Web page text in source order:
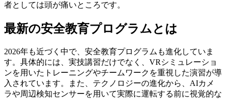
者としては頭が痛いところです。
最新の安全教育プログラムとは
2026年も近づく中で、安全教育プログラムも進化していま
す。具体的には、実技講習だけでなく、VRシミュレーショ
ンを用いたトレーニングやチームワークを重視した演習が導
入されています。また、テクノロジーの進化から、AIカメ
ラや周辺検知センサーを用いて実際に運転する前に視覚的な